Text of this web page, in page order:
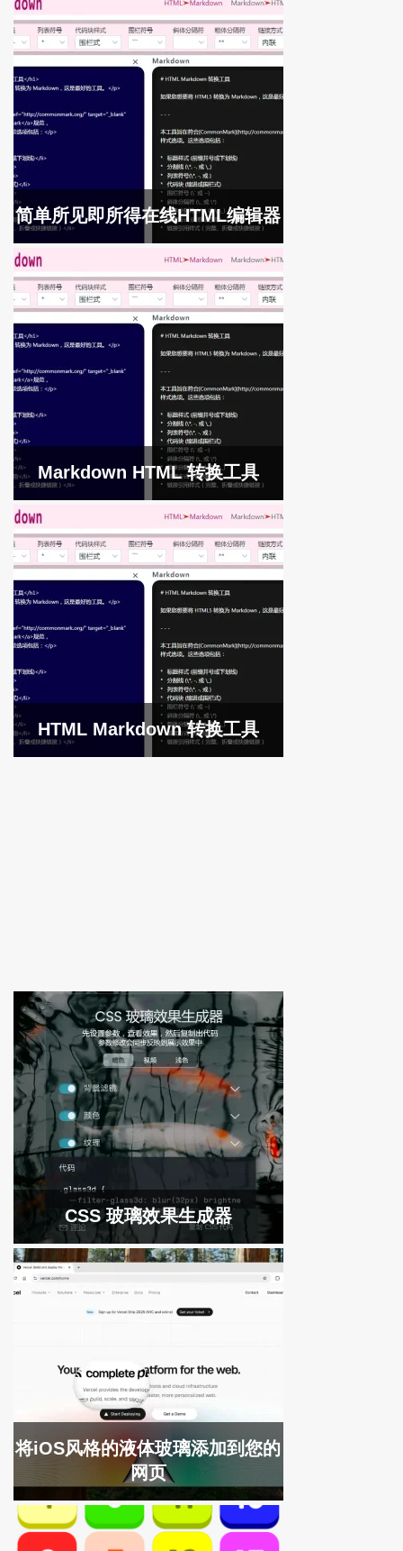
简单所见即所得在线HTML编辑器
Markdown HTML 转换工具
HTML Markdown 转换工具
CSS 玻璃效果生成器
将iOS风格的液体玻璃添加到您的
网页